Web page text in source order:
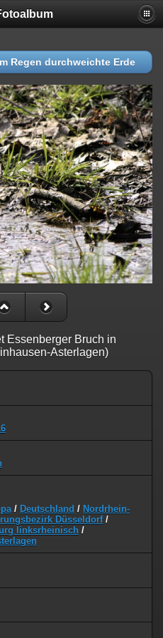
Regen durchweichte Erde
Essenberger Bruch in
Asterlagen)
/ Deutschland / Nordrhein-
Düsseldorf/
linksrheinisch /